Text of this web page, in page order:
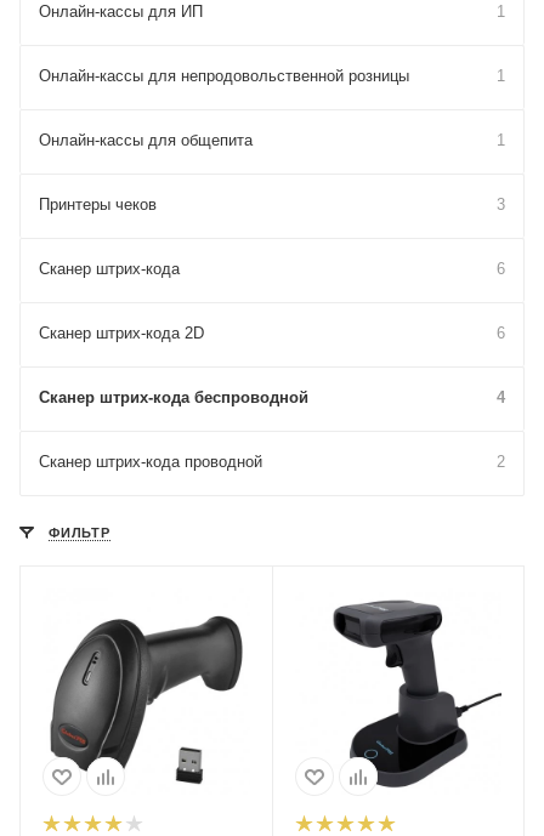
Онлайн-кассы для ИП 1
Онлайн-кассы для непродовольственной розницы 1
Онлайн-кассы для общепита 1
Принтеры чеков 3
Сканер штрих-кода 6
Сканер штрих-кода 2D 6
Сканер штрих-кода беспроводной 4
Сканер штрих-кода проводной 2
ФИЛЬТР